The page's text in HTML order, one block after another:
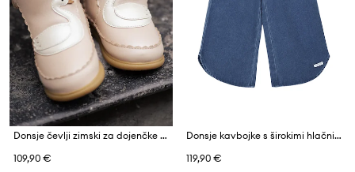
Donsje čevlji zimski za dojenčke nubukovi Sify Shoes Swan
109,90 €
Donsje kavbojke s širokimi hlačnicami otroške Hauke Denim Trousers
119,90 €